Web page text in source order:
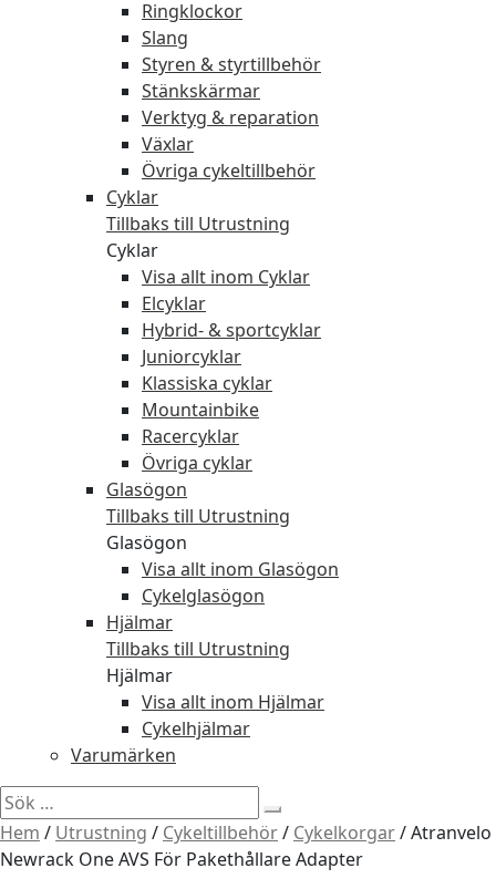
Ringklockor
Slang
Styren & styrtillbehör
Stänkskärmar
Verktyg & reparation
Växlar
Övriga cykeltillbehör
Cyklar
Tillbaks till Utrustning
Cyklar
Visa allt inom Cyklar
Elcyklar
Hybrid- & sportcyklar
Juniorcyklar
Klassiska cyklar
Mountainbike
Racercyklar
Övriga cyklar
Glasögon
Tillbaks till Utrustning
Glasögon
Visa allt inom Glasögon
Cykelglasögon
Hjälmar
Tillbaks till Utrustning
Hjälmar
Visa allt inom Hjälmar
Cykelhjälmar
Varumärken
Sök
efter:
Hem / Utrustning / Cykeltillbehör/ Cykelkorgar/Atranvelo
Newrack One AVS För Pakethållare Adapter